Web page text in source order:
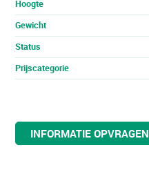
Hoogte
Gewicht
Status
Prijscategorie
INFORMATIE OPVRAGEN